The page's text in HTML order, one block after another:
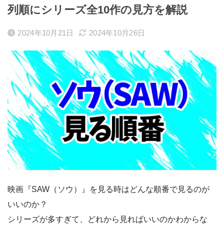
列順にシリーズ全10作の見方を解説
2024年10月21日 2024年10月26日
映画『SAW（ソウ）』を見る時はどんな順番で見るのが
いいのか？
シリーズが多すぎて、どれから見ればいいのかわからな